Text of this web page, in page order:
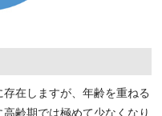
在しますが、年齢を重ねる
齢期では極めて少なくなり